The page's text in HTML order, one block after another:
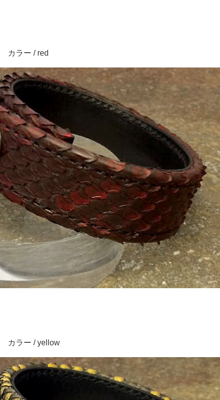
カラー / red
カラー / yellow